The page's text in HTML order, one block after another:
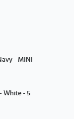
- MINI
White - 5